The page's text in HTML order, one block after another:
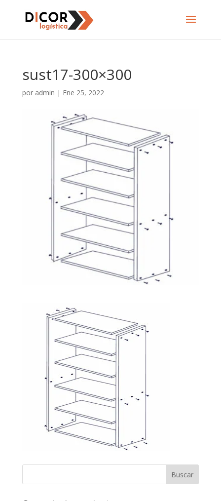
sust17-300×300
por admin | Ene 25, 2022